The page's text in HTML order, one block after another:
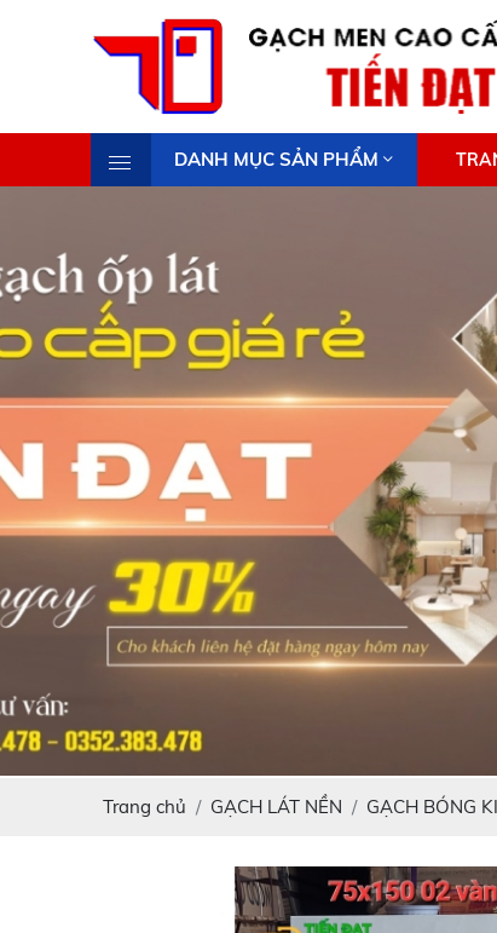
DANH MỤC SẢN PHẨM
Trang chủ GẠCH LÁT NỀN GẠCH BÓNG